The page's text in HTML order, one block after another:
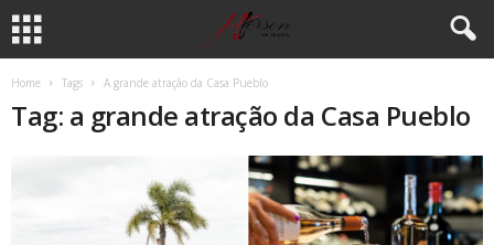
Home Tags A grande atração da Casa Pueblo
Tag: a grande atração da Casa Pueblo